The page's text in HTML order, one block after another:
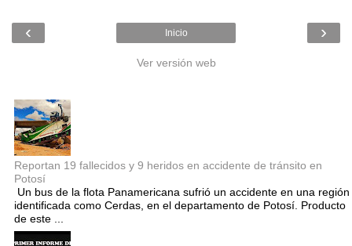
‹ ›
Inicio
Ver versión web
Reportan 19 fallecidos y 9 heridos en accidente de tránsito en
Potosí
Un bus de la flota Panamericana sufrió un accidente en una región
identificada como Cerdas, en el departamento de Potosí. Producto
de este ...